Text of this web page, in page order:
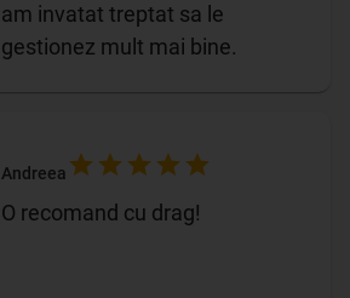
am invatat treptat sa le
gestionez mult mai bine.
Andreea
O recomand cu drag!